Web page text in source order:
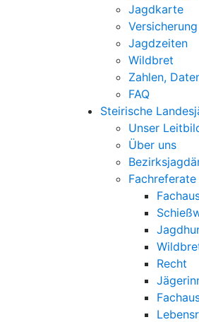
Jagdkarte
Versicherung
Jagdzeiten
Wildbret
Zahlen,
FAQ
Steirische
Unser
Über uns
Fachreferate
Recht